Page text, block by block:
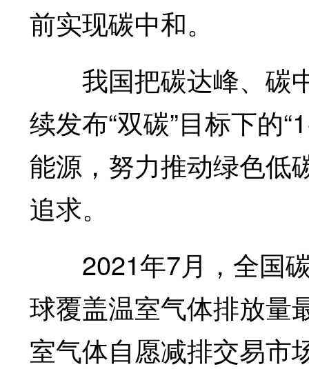
前实现碳中和。
我国把碳达峰、碳
续发布“双碳”目标下的
能源，努力推动绿色低
追求。
2021年7月，全国碳
球覆盖温室气体排放量
室气体自愿减排交易市